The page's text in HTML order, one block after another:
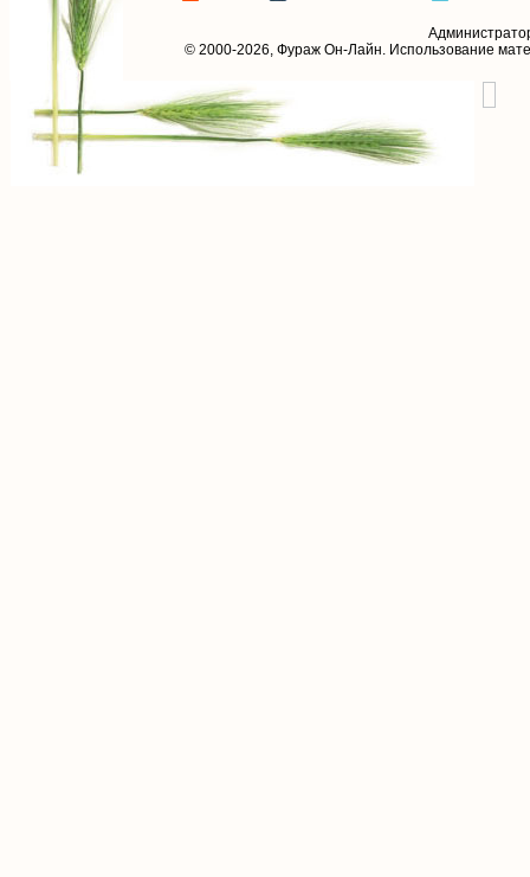
© 2000-2026, Фураж Он-Лайн. Использование